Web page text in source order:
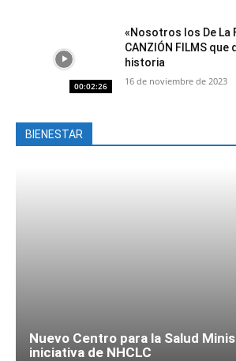
00:02:26
«Nosotros los De La
CANZIÓN FILMS que
historia
16 de noviembre de 2023
BIENESTAR
Nuevo Centro para la Salud
iniciativa de NHCLC